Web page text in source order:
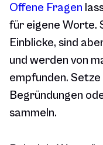
Offene Fragen
für eigene Worte.
Einblicke, sind
und werden von
empfunden.
Begründungen
sammeln.